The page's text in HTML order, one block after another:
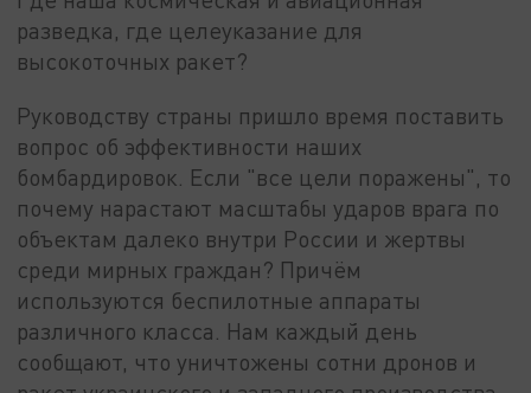
разведка, где целеуказание для
высокоточных ракет?
Руководству страны пришло время поставить
вопрос об эффективности наших
бомбардировок. Если "все цели поражены", то
почему нарастают масштабы ударов врага по
объектам далеко внутри России и жертвы
среди мирных граждан? Причём
используются беспилотные аппараты
различного класса. Нам каждый день
сообщают, что уничтожены сотни дронов и